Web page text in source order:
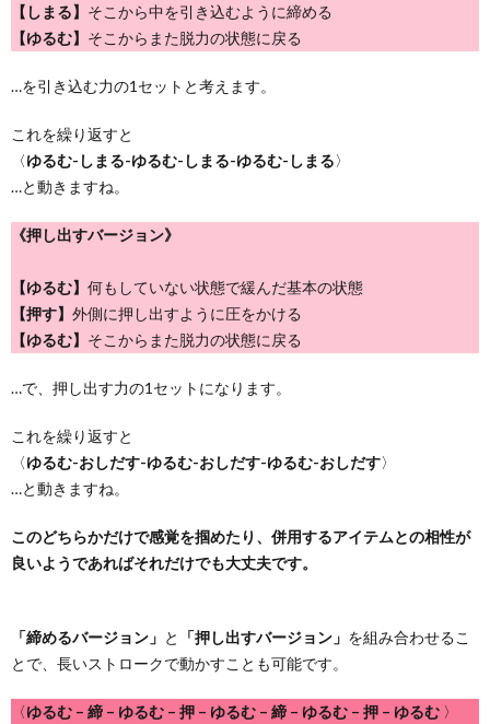
【しまる】 そこから中を引き込むように締める
【ゆるむ】 そこからまた脱力の状態に戻る
…を引き込む力の1セットと考えます。
これを繰り返すと
〈ゆるむ-しまる-ゆるむ-しまる-ゆるむ-しまる〉
…と動きますね。
《押し出すバージョン》
【ゆるむ】 何もしていない状態で緩んだ基本の状態
【押す】 外側に押し出すように圧をかける
【ゆるむ】 そこからまた脱力の状態に戻る
…で、押し出す力の1セットになります。
これを繰り返すと
〈ゆるむ-おしだす-ゆるむ-おしだす-ゆるむ-おしだす〉
…と動きますね。
このどちらかだけで感覚を掴めたり、併用するアイテムとの相性が
良いようであればそれだけでも大丈夫です。
「締めるバージョン」 と 「押し出すバージョン」 を組み合わせるこ
とで、長いストロークで動かすことも可能です。
〈ゆるむ – 締 – ゆるむ – 押 – ゆるむ – 締 – ゆるむ – 押 – ゆるむ 〉